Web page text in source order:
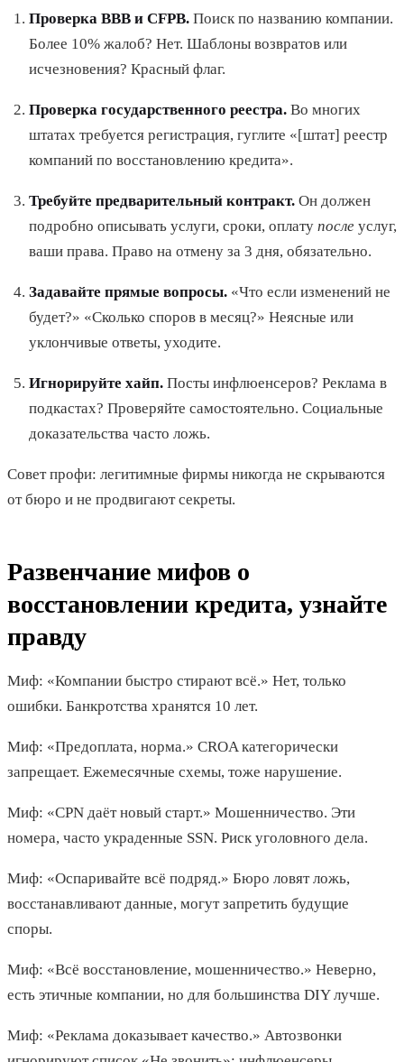
Проверка BBB и CFPB. Поиск по названию компании.
Более 10% жалоб? Нет. Шаблоны возвратов или
исчезновения? Красный флаг.
Проверка государственного реестра. Во многих
штатах требуется регистрация, гуглите «[штат] реестр
компаний по восстановлению кредита».
Требуйте предварительный контракт. Он должен
подробно описывать услуги, сроки, оплату после услуг,
ваши права. Право на отмену за 3 дня, обязательно.
Задавайте прямые вопросы. «Что если изменений не
будет?» «Сколько споров в месяц?» Неясные или
уклончивые ответы, уходите.
Игнорируйте хайп. Посты инфлюенсеров? Реклама в
подкастах? Проверяйте самостоятельно. Социальные
доказательства часто ложь.
Совет профи: легитимные фирмы никогда не скрываются
от бюро и не продвигают секреты.
Развенчание мифов о
восстановлении кредита, узнайте
правду
Миф: «Компании быстро стирают всё.» Нет, только
ошибки. Банкротства хранятся 10 лет.
Миф: «Предоплата, норма.» CROA категорически
запрещает. Ежемесячные схемы, тоже нарушение.
Миф: «CPN даёт новый старт.» Мошенничество. Эти
номера, часто украденные SSN. Риск уголовного дела.
Миф: «Оспаривайте всё подряд.» Бюро ловят ложь,
восстанавливают данные, могут запретить будущие
споры.
Миф: «Всё восстановление, мошенничество.» Неверно,
есть этичные компании, но для большинства DIY лучше.
Миф: «Реклама доказывает качество.» Автозвонки